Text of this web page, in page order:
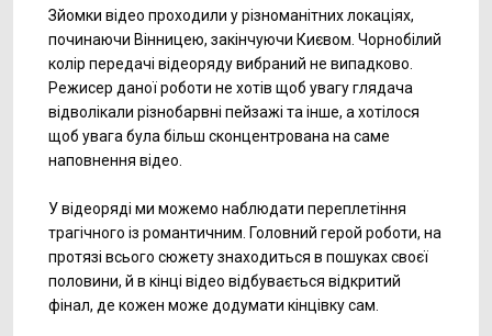
Зйомки відео проходили у різноманітних локаціях,
починаючи Вінницею, закінчуючи Києвом. Чорнобілий
колір передачі відеоряду вибраний не випадково.
Режисер даної роботи не хотів щоб увагу глядача
відволікали різнобарвні пейзажі та інше, а хотілося
щоб увага була більш сконцентрована на саме
наповнення відео.
У відеоряді ми можемо наблюдати переплетіння
трагічного із романтичним. Головний герой роботи, на
протязі всього сюжету знаходиться в пошуках своєї
половини, й в кінці відео відбувається відкритий
фінал, де кожен може додумати кінцівку сам.